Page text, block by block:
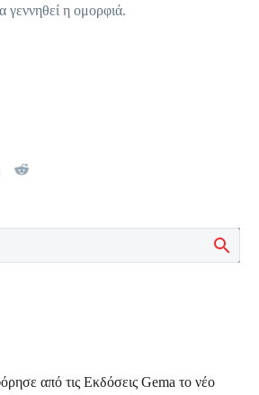
γεννηθεί η ομορφιά.
από τις Εκδόσεις Gema το νέο